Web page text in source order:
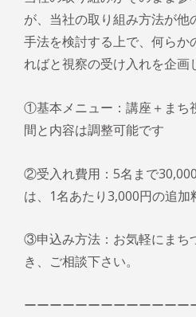
が、当社の取り組み方法が
手法を検討する上で、何らか
ればと視察の受け入れを企画
①基本メニュー：講座＋ま
間と内容は調整可能です
②受入れ費用：5名まで
は、1名あたり3,000円の追加
③申込み方法：お気軽にまち
き、ご相談下さい。
ーーーーーーーーーーーーー